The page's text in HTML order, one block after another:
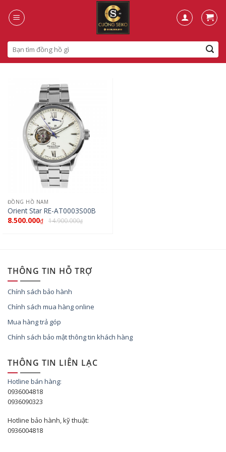
Search
for:
ĐỒNG HỒ NAM
Orient Star RE-AT0003S00B
8.500.000₫ 14.900.000₫
THÔNG TIN HỖ TRỢ
Chính sách bảo hành
Chính sách mua hàng online
Mua hàng trả góp
Chính sách bảo mật thông tin khách hàng
THÔNG TIN LIÊN LẠC
Hotline bán hàng:
0936004818
0936090323
Hotline bảo hành, kỹ thuật:
0936004818